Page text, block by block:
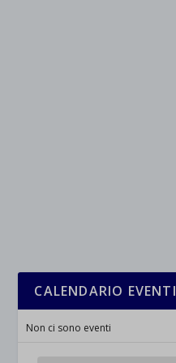
CALENDARIO EVENTI
Non ci sono eventi